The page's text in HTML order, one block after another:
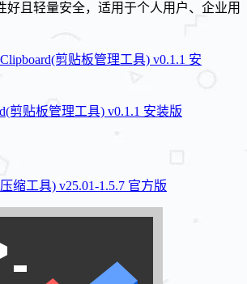
好且轻量安全，适用于个人用户、企业用
剪贴板管理工具) v0.1.1 安装版
缩工具) v25.01-1.5.7 官方版